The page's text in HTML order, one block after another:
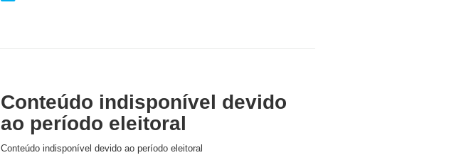
Conteúdo indisponível devido
ao período eleitoral
Conteúdo indisponível devido ao período eleitoral